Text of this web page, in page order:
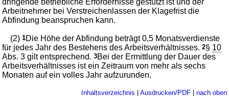
dringende betriebliche Erfordernisse gestützt ist und der
Arbeitnehmer bei Verstreichenlassen der Klagefrist die
Abfindung beanspruchen kann.
(2)1Die Höhe der Abfindung beträgt 0,5 Monatsverdienste
für jedes Jahr des Bestehens des Arbeitsverhältnisses.2§ 10
Abs. 3 gilt entsprechend.3Bei der Ermittlung der Dauer des
Arbeitsverhältnisses ist ein Zeitraum von mehr als sechs
Monaten auf ein volles Jahr aufzurunden.
Inhaltsverzeichnis Ausdrucken/PDF| nach oben